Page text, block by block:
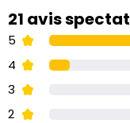
21 avis
5
4
3
2